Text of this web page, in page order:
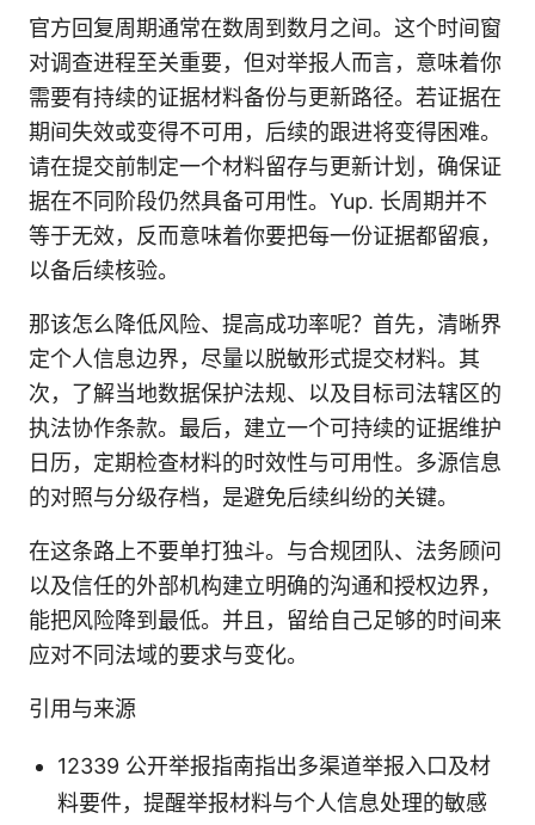
官方回复周期通常在数周到数月之间。这个时间窗
对调查进程至关重要，但对举报人而言，意味着你
需要有持续的证据材料备份与更新路径。若证据在
期间失效或变得不可用，后续的跟进将变得困难。
请在提交前制定一个材料留存与更新计划，确保证
据在不同阶段仍然具备可用性。Yup. 长周期并不
等于无效，反而意味着你要把每一份证据都留痕，
以备后续核验。
那该怎么降低风险、提高成功率呢？首先，清晰界
定个人信息边界，尽量以脱敏形式提交材料。其
次，了解当地数据保护法规、以及目标司法辖区的
执法协作条款。最后，建立一个可持续的证据维护
日历，定期检查材料的时效性与可用性。多源信息
的对照与分级存档，是避免后续纠纷的关键。
在这条路上不要单打独斗。与合规团队、法务顾问
以及信任的外部机构建立明确的沟通和授权边界，
能把风险降到最低。并且，留给自己足够的时间来
应对不同法域的要求与变化。
引用与来源
12339 公开举报指南指出多渠道举报入口及材
料要件，提醒举报材料与个人信息处理的敏感